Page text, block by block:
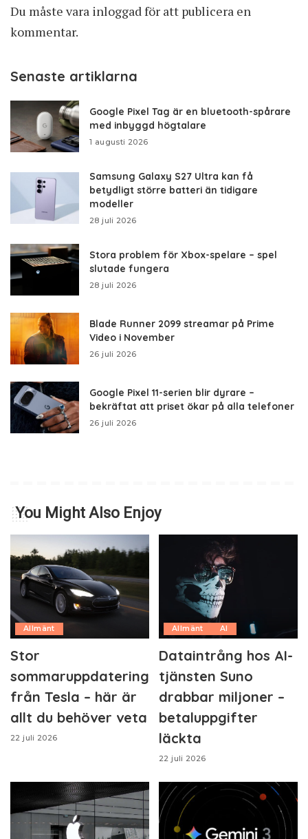
Du måste vara inloggadför att publicera en
kommentar.
Senaste artiklarna
Google Pixel Tag är en bluetooth-spårare
med inbyggd högtalare
1 augusti 2026
Samsung Galaxy S27 Ultra kan få
betydligt större batteri än tidigare
modeller
28 juli 2026
Stora problem för Xbox-spelare – spel
slutade fungera
28 juli 2026
Blade Runner 2099 streamar på Prime
Video i November
26 juli 2026
Google Pixel 11-serien blir dyrare –
bekräftat att priset ökar på alla telefoner
26 juli 2026
You Might Also Enjoy
Allmänt
Stor
sommaruppdatering
från Tesla – här är
allt du behöver veta
22 juli 2026
Allmänt AI
Dataintrång hos AI-
tjänsten Suno
drabbar miljoner –
betaluppgifter
läckta
22 juli 2026